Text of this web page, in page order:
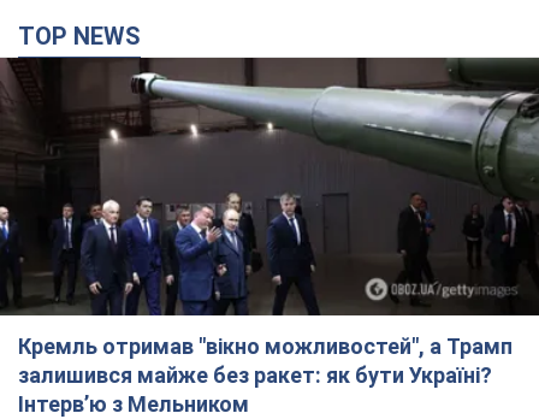
TOP NEWS
Кремль отримав "вікно можливостей", а Трамп
залишився майже без ракет: як бути Україні?
Інтерв’ю з Мельником